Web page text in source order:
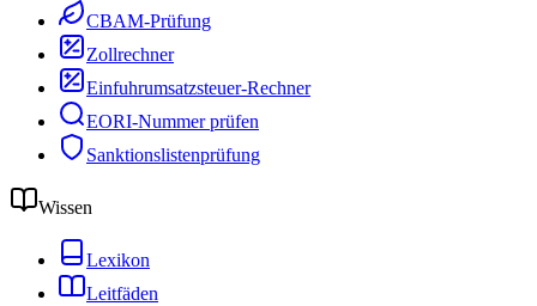
CBAM-Prüfung
Zollrechner
Einfuhrumsatzsteuer-Rechner
EORI-Nummer prüfen
Sanktionslistenprüfung
Wissen
Lexikon
Leitfäden